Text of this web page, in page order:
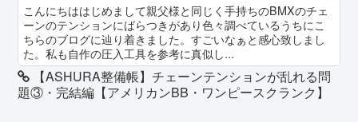
こんにちははじめまして親父様と同じく手持ちのBMXのチェ
ーンのテンションにばらつきがあり色々調べているうちにこ
ちらのブログに辿り着きました。すごいなぁと感心致しまし
た。私も自作の圧入工具を参考に真似し...
【ASHURA整備帳】チェーンテンションが乱れる問
題③・完結編【アメリカンBB・ワンピースクランク】